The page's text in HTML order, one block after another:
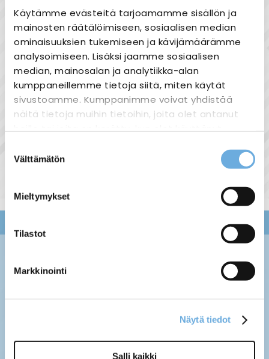
Käytämme evästeitä tarjoamamme sisällön ja
mainosten räätälöimiseen, sosiaalisen median
ominaisuuksien tukemiseen ja kävijämäärämme
analysoimiseen. Lisäksi jaamme sosiaalisen
median, mainosalan ja analytiikka-alan
kumppaneillemme tietoja siitä, miten käytät
sivustoamme. Kumppanimme voivat yhdistää
näitä tietoja muihin tietoihin, joita olet antanut
heille tai joita on kerätty, kun olet käyttänyt
valinta
Välttämätön
Mieltymykset
Tilastot
Markkinointi
Näytä tiedot
Salli kaikki
Duwi Liiketunnistin
Palauttaminen ›